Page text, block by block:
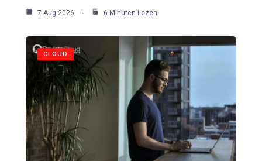
7 Aug 2026 6 Minuten Lezen
CLOUD